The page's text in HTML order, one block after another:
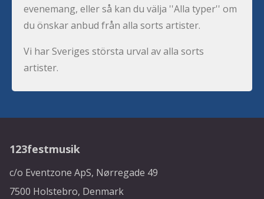
evenemang, eller så kan du välja ''Alla typer'' om
du önskar anbud från alla sorts artister.
Vi har Sveriges största urval av alla sorts
artister.
123festmusik
c/o Eventzone ApS, Nørregade 49
7500 Holstebro, Denmark